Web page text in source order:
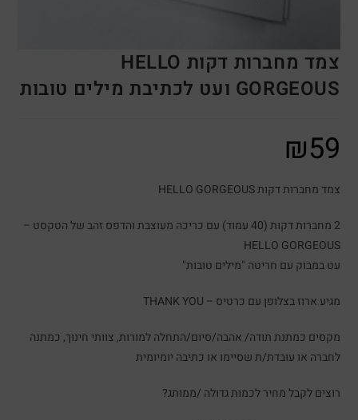
צמד מחברות דקות HELLO
GORGEOUS ועט לכתיבת מילים טובות
₪59
צמד מחברות דקות HELLO GORGEOUS
2 מחברות דקות (40 עמוד) עם כריכה מעוצבת והדפס זהב של הטקסט –
HELLO GORGEOUS
עט במבוק עם חריטה "מילים טובות"
מגיע ארוז בצלופן עם כרטיס – THANK YOU
מקסים כמתנת תודה/ אהבה/סיום/התחלה למורות, צוותי חינוך, כמתנה
לחברה או עובדת/ת שסיימו או כתיבה יומיומית
רוצים לקבל מחיר לכמות גדולה /ממותג?